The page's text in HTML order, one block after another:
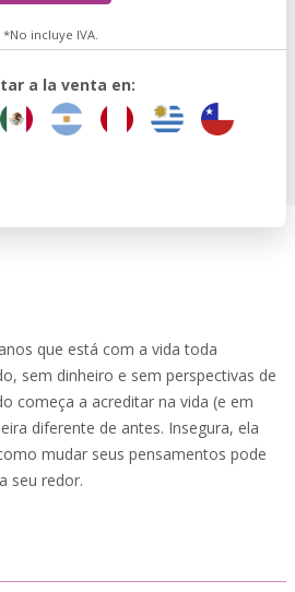
*No incluye IVA.
a la venta en:
que está com a vida toda
sem dinheiro e sem perspectivas de
começa a acreditar na vida (e em
diferente de antes. Insegura, ela
mudar seus pensamentos pode
seu redor.